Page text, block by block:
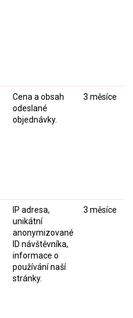
Cena a obsah
odeslané
objednávky.
3 měsíce
IP adresa,
unikátní
anonymizované
ID návštěvníka,
informace o
používání naší
stránky.
3 měsíce